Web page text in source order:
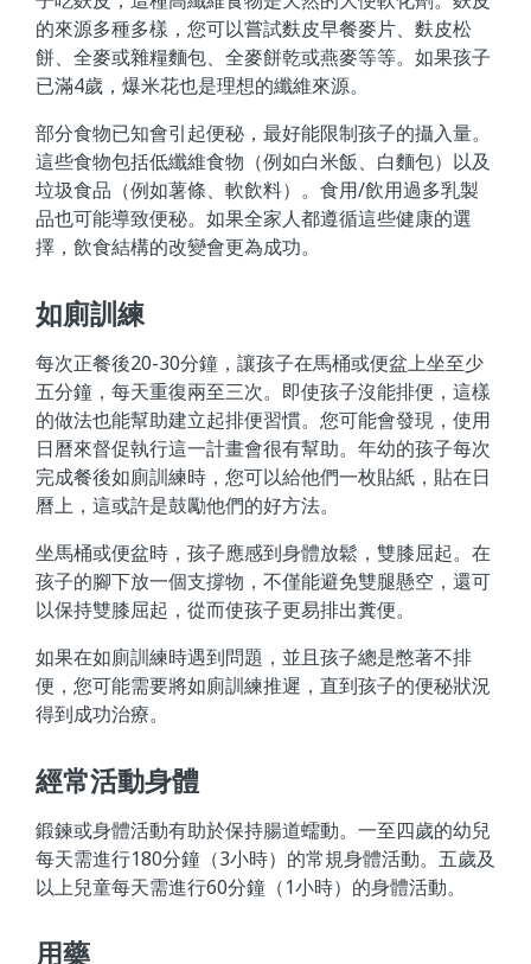
的來源多種多樣，您可以嘗試麩皮早餐麥片、麩皮松
餅、全麥或雜糧麵包、全麥餅乾或燕麥等等。如果孩子
已滿4歲，爆米花也是理想的纖維來源。
部分食物已知會引起便秘，最好能限制孩子的攝入量。
這些食物包括低纖維食物（例如白米飯、白麵包）以及
垃圾食品（例如薯條、軟飲料）。食用/飲用過多乳製
品也可能導致便秘。如果全家人都遵循這些健康的選
擇，飲食結構的改變會更為成功。
如廁訓練
每次正餐後20-30分鐘，讓孩子在馬桶或便盆上坐至少
五分鐘，每天重復兩至三次。即使孩子沒能排便，這樣
的做法也能幫助建立起排便習慣。您可能會發現，使用
日曆來督促執行這一計畫會很有幫助。年幼的孩子每次
完成餐後如廁訓練時，您可以給他們一枚貼紙，貼在日
曆上，這或許是鼓勵他們的好方法。
坐馬桶或便盆時，孩子應感到身體放鬆，雙膝屈起。在
孩子的腳下放一個支撐物，不僅能避免雙腿懸空，還可
以保持雙膝屈起，從而使孩子更易排出糞便。
如果在如廁訓練時遇到問題，並且孩子總是憋著不排
便，您可能需要將如廁訓練推遲，直到孩子的便秘狀況
得到成功治療。
經常活動身體
鍛鍊或身體活動有助於保持腸道蠕動。一至四歲的幼兒
每天需進行180分鐘（3小時）的常規身體活動。五歲及
以上兒童每天需進行60分鐘（1小時）的身體活動。
用藥